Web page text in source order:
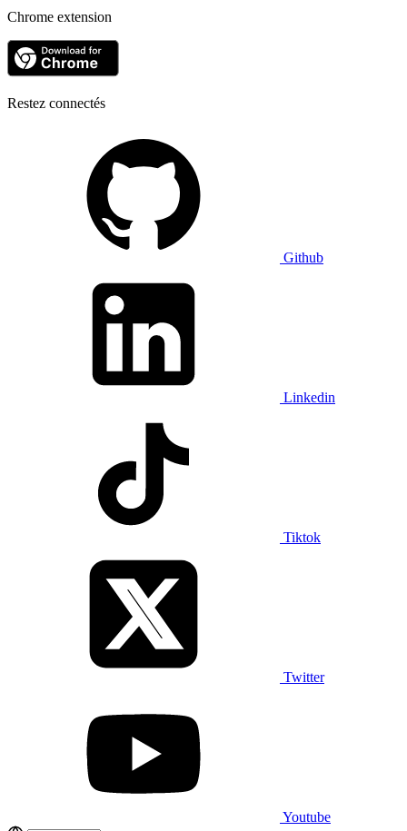
Chrome extension
Restez connectés
Github
Linkedin
Tiktok
Twitter
Youtube